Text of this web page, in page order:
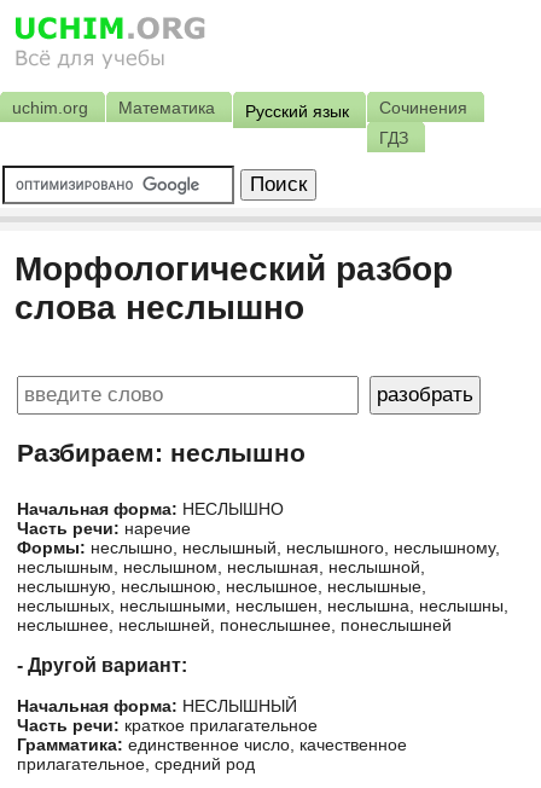
uchim.org Математика Русский язык
Сочинения
ГДЗ
Морфологический разбор
слова неслышно
Разбираем: неслышно
Начальная форма: НЕСЛЫШНО
Часть речи: наречие
Формы: неслышно, неслышный, неслышного, неслышному,
неслышным, неслышном, неслышная, неслышной,
неслышную, неслышною, неслышное, неслышные,
неслышных, неслышными, неслышен, неслышна, неслышны,
неслышнее, неслышней, понеслышнее, понеслышней
- Другой вариант:
Начальная форма: НЕСЛЫШНЫЙ
Часть речи: краткое прилагательное
Грамматика: единственное число, качественное
прилагательное, средний род